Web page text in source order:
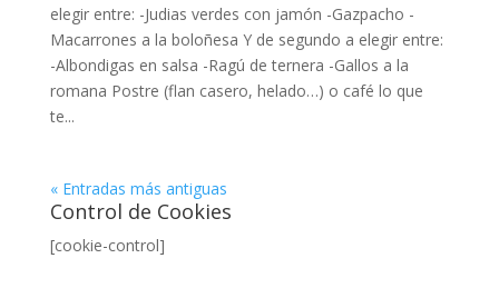
elegir entre: -Judias verdes con jamón -Gazpacho -
Macarrones a la boloñesa Y de segundo a elegir entre:
-Albondigas en salsa -Ragú de ternera -Gallos a la
romana Postre (flan casero, helado…) o café lo que
te...
« Entradas más antiguas
Control de Cookies
[cookie-control]